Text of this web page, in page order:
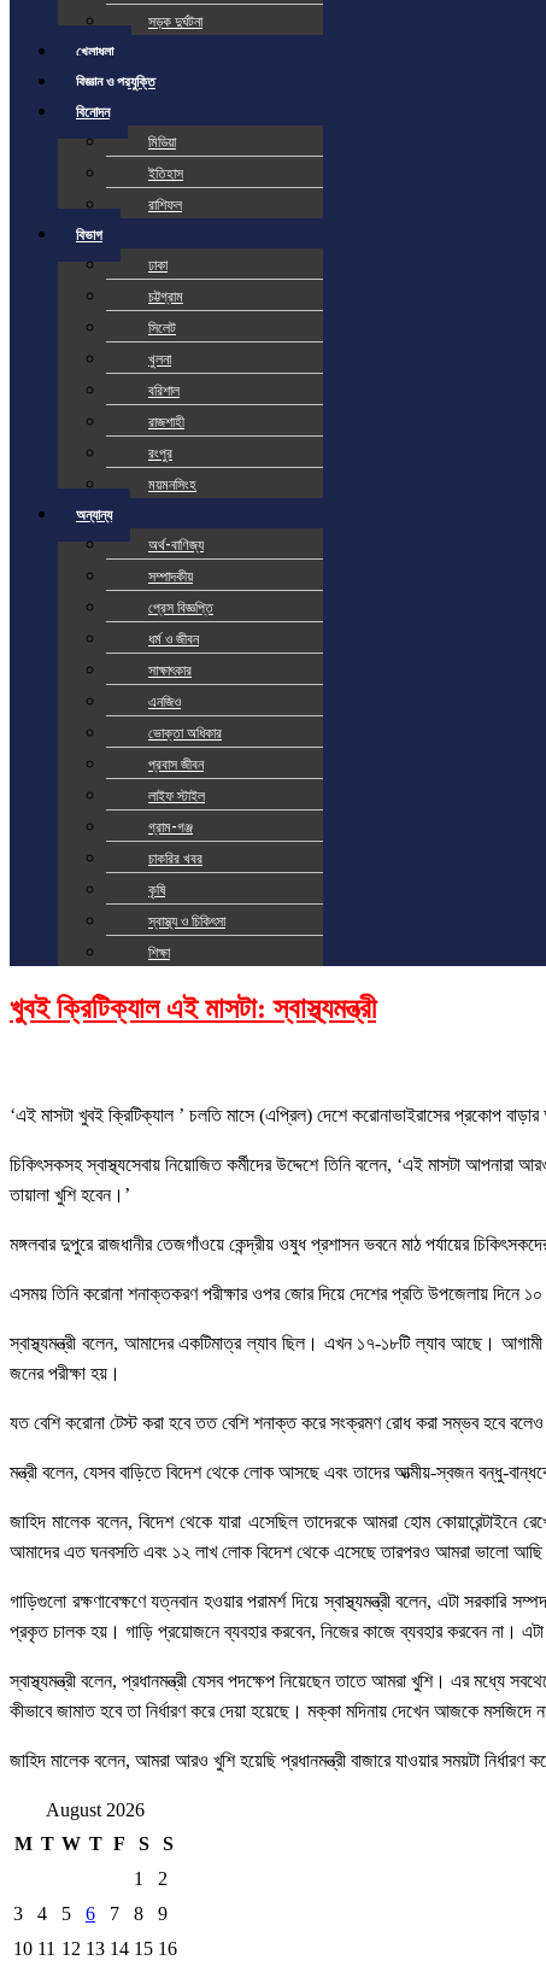
সড়ক দুর্ঘটনা
খেলাধুলা
বিজ্ঞান ও প্রযুক্তি
বিনোদন
মিডিয়া
ইতিহাস
রাশিফল
বিভাগ
ঢাকা
চট্টগ্রাম
সিলেট
খুলনা
বরিশাল
রাজশাহী
রংপুর
ময়মনসিংহ
অন্যান্য
অর্থ-বাণিজ্য
সম্পাদকীয়
প্রেস বিজ্ঞপ্তি
ধর্ম ও জীবন
সাক্ষাৎকার
এনজিও
ভোক্তা অধিকার
প্রবাস জীবন
লাইফ স্টাইল
গ্রাম-গঞ্জ
চাকরির খবর
কৃষি
স্বাস্থ্য ও চিকিৎসা
শিক্ষা
খুবই ক্রিটিক্যাল এই মাসটা: স্বাস্থ্যমন্ত্রী
‘এই মাসটা খুবই ক্রিটিক্যাল ’ চলতি মাসে (এপ্রিল) দেশে করোনাভাইরাসের প্রকোপ
চিকিৎসকসহ স্বাস্থ্যসেবায় নিয়োজিত কর্মীদের উদ্দেশে তিনি বলেন, ‘এই মাসটা
তায়ালা খুশি হবেন।’
মঙ্গলবার দুপুরে রাজধানীর তেজগাঁওয়ে কেন্দ্রীয় ওষুধ প্রশাসন ভবনে মাঠ পর্যায়ের
এসময় তিনি করোনা শনাক্তকরণ পরীক্ষার ওপর জোর দিয়ে দেশের প্রতি উপজেলায় দিনে ১০
স্বাস্থ্যমন্ত্রী বলেন, আমাদের একটিমাত্র ল্যাব ছিল। এখন ১৭-১৮টি ল্যাব আছে।
জনের পরীক্ষা হয়।
যত বেশি করোনা টেস্ট করা হবে তত বেশি শনাক্ত করে সংক্রমণ রোধ করা সম্ভব হবে
মন্ত্রী বলেন, যেসব বাড়িতে বিদেশ থেকে লোক আসছে এবং তাদের আত্মীয়-স্বজন বন্ধু-
জাহিদ মালেক বলেন, বিদেশ থেকে যারা এসেছিল তাদেরকে আমরা হোম
আমাদের এত ঘনবসতি এবং ১২ লাখ লোক বিদেশ থেকে এসেছে তারপরও আমরা ভালো
গাড়িগুলো রক্ষণাবেক্ষণে যত্নবান হওয়ার পরামর্শ দিয়ে স্বাস্থ্যমন্ত্রী বলেন, এটা
প্রকৃত চালক হয়। গাড়ি প্রয়োজনে ব্যবহার করবেন, নিজের কাজে ব্যবহার করবেন না।
স্বাস্থ্যমন্ত্রী বলেন, প্রধানমন্ত্রী যেসব পদক্ষেপ নিয়েছেন তাতে আমরা খুশি। এর মধ্যে
কীভাবে জামাত হবে তা নির্ধারণ করে দেয়া হয়েছে। মক্কা মদিনায় দেখেন আজকে
জাহিদ মালেক বলেন, আমরা আরও খুশি হয়েছি প্রধানমন্ত্রী বাজারে যাওয়ার সময়টা
August 2026
M T W T F S
S
1
2
3
4 5 6 7 8
9
10 11 12 13 14 15 16